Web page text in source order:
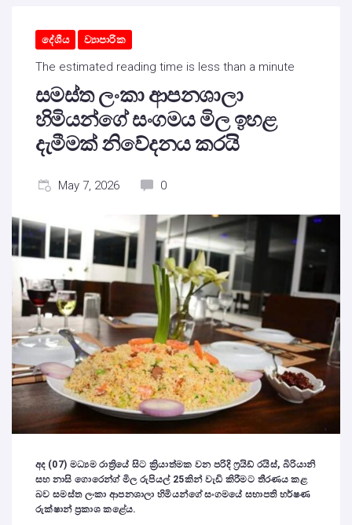
දේශීය ව්‍යාපාරික
The estimated reading time is less than a minute
සමස්ත ලංකා ආපනශාලා
හිමියන්ගේ සංගමය මිල ඉහළ
දැමීමක් නිවේදනය කරයි
May 7, 2026 0
අද (07) මධ්‍යම රාත්‍රියේ සිට ක්‍රියාත්මක වන පරිදි ෆ්‍රයිඩ් රයිස්, බිරියානි
සහ නාසි ගොරෙන්ග් මිල රුපියල් 25කින් වැඩි කිරීමට තීරණය කළ
බව සමස්ත ලංකා ආපනශාලා හිමියන්ගේ සංගමයේ සභාපති හර්ෂණ
රුක්ෂාන් ප්‍රකාශ කළේය.